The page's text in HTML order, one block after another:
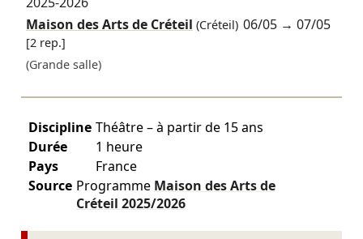
Maison des Arts de Créteil (Créteil) 06/05 →07/05
[2 rep.]
(Grande salle)
Discipline Théâtre – à partir de 15 ans
Durée
1 heure
Pays
France
Source Programme Maison des Arts de
Créteil 2025/2026